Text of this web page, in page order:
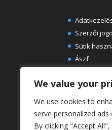
We value your
We use cookies to
serve personalized
By clicking "Accept
Szerzői
Sütik
Ászf
Ingyenes
Rólunk